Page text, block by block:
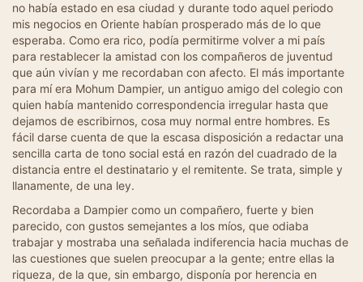
no había estado en esa ciudad y durante todo aquel periodo
mis negocios en Oriente habían prosperado más de lo que
esperaba. Como era rico, podía permitirme volver a mi país
para restablecer la amistad con los compañeros de juventud
que aún vivían y me recordaban con afecto. El más importante
para mí era Mohum Dampier, un antiguo amigo del colegio con
quien había mantenido correspondencia irregular hasta que
dejamos de escribirnos, cosa muy normal entre hombres. Es
fácil darse cuenta de que la escasa disposición a redactar una
sencilla carta de tono social está en razón del cuadrado de la
distancia entre el destinatario y el remitente. Se trata, simple y
llanamente, de una ley.
Recordaba a Dampier como un compañero, fuerte y bien
parecido, con gustos semejantes a los míos, que odiaba
trabajar y mostraba una señalada indiferencia hacia muchas de
las cuestiones que suelen preocupar a la gente; entre ellas la
riqueza, de la que, sin embargo, disponía por herencia en